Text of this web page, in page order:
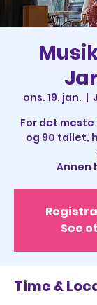
ons. 19. jan.
  |
For det meste
og 90 tallet,
Annen
See
Time &